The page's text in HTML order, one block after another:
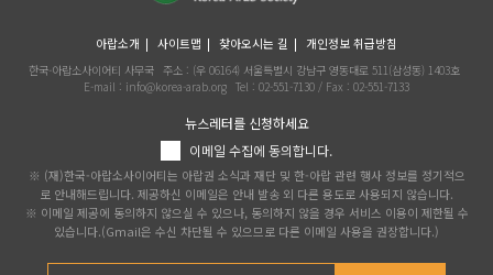
아랍소개 사이트맵 찾아오시는 길 개인정보 취급방침
한국-아랍소사이어티 사무국 주소 : (우 06164) 서울특별시 강남구 영동대로 511(삼성동) 1403호
E-mail : info@korea-arab.org Tel : 02-551-7130 / Fax : 02-551-7133
뉴스레터를 신청하세요
이메일 수집에 동의합니다.
※ (재)한국-아랍소사이어티는 아랍권 소식과 재단 및 한-아랍 관련 행사 정보를 정기적으
로 안내해드립니다. 제공하신 이메일은 안내 발송 외 다른 용도로 사용되지 않습니다.
※ 이메일 제공에 동의하지 않으실 수 있으나, 동의하지 않을 경우 서비스 이용이 제한될 수
있습니다.(Gmail은 수신 차단될 수 있으므로 다른 이메일 사용을 권장합니다.)